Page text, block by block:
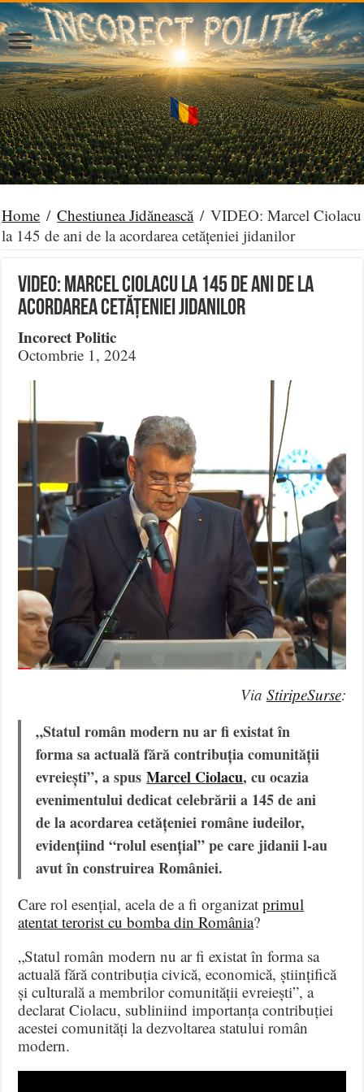
Home / Chestiunea Jidănească / VIDEO: Marcel Ciolacu
la 145 de ani de la acordarea cetățeniei jidanilor
VIDEO: Marcel Ciolacu la 145 de ani de la
acordarea cetățeniei jidanilor
Incorect Politic
Octombrie 1, 2024
Via StiripeSurse:
„Statul român modern nu ar fi existat în
forma sa actuală fără contribuția comunității
evreiești”, a spusMarcel Ciolacu, cu ocazia
evenimentului dedicat celebrării a 145 de ani
de la acordarea cetățeniei române iudeilor,
evidențiind “rolul esențial” pe care jidanii l-au
avut în construirea României.
Care rol esențial, acela de a fi organizatprimul
atentat terorist cu bomba din România?
„Statul român modern nu ar fi existat în forma sa
actuală fără contribuția civică, economică, științifică
și culturală a membrilor comunității evreiești”, a
declarat Ciolacu, subliniind importanța contribuției
acestei comunități la dezvoltarea statului român
modern.